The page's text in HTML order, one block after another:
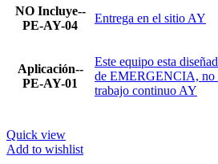
NO Incluye--
PE-AY-04
Entrega en el sitio AY
Aplicación--
PE-AY-01
Este equipo esta
de EMERGENCIA, no
trabajo continuo AY
Quick view
Add to wishlist